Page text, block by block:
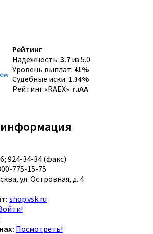
Рейтинг
Надежность: 3.7 из 5.0
Уровень выплат: 41%
Судебные иски: 1.34%
Рейтинг «RAEX»: ruAA
информация
924-34-34 (факс)
775-15-75
ул. Островная, д. 4
shop.vsk.ru
Посмотреть!